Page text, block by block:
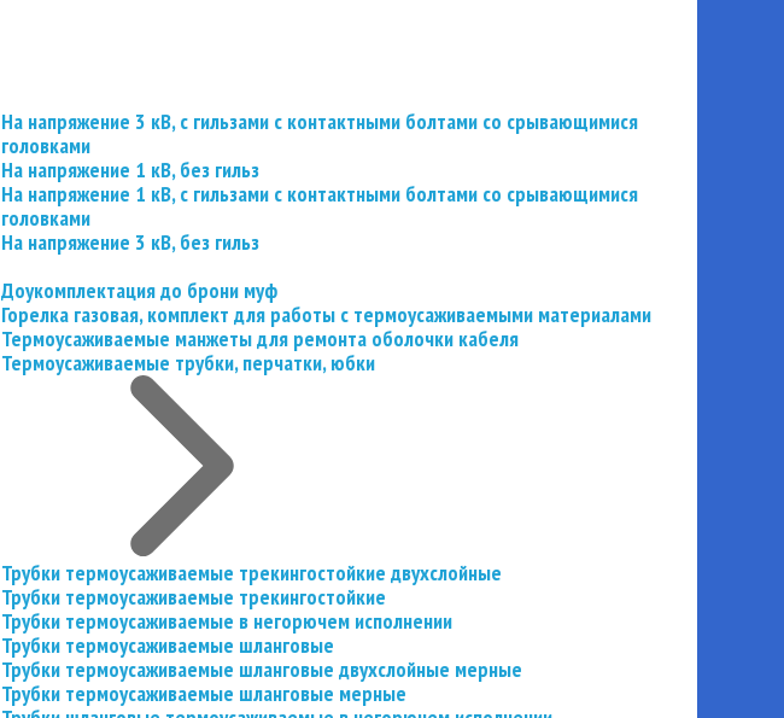
На напряжение 3 кВ, с гильзами с контактными болтами со срывающимися
головками
На напряжение 1 кВ, без гильз
На напряжение 1 кВ, с гильзами с контактными болтами со срывающимися
головками
На напряжение 3 кВ, без гильз
Доукомплектация до брони муф
Горелка газовая, комплект для работы с термоусаживаемыми материалами
Термоусаживаемые манжеты для ремонта оболочки кабеля
Термоусаживаемые трубки, перчатки, юбки
Трубки термоусаживаемые трекингостойкие двухслойные
Трубки термоусаживаемые трекингостойкие
Трубки термоусаживаемые в негорючем исполнении
Трубки термоусаживаемые шланговые
Трубки термоусаживаемые шланговые двухслойные мерные
Трубки термоусаживаемые шланговые мерные